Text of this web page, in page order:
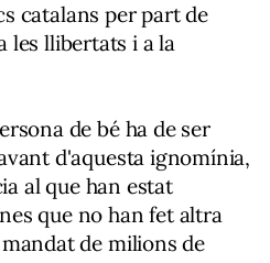
catalans per part de
les llibertats i a la
de bé ha de ser
d'aquesta ignomínia,
al que han estat
que no han fet altra
de milions de